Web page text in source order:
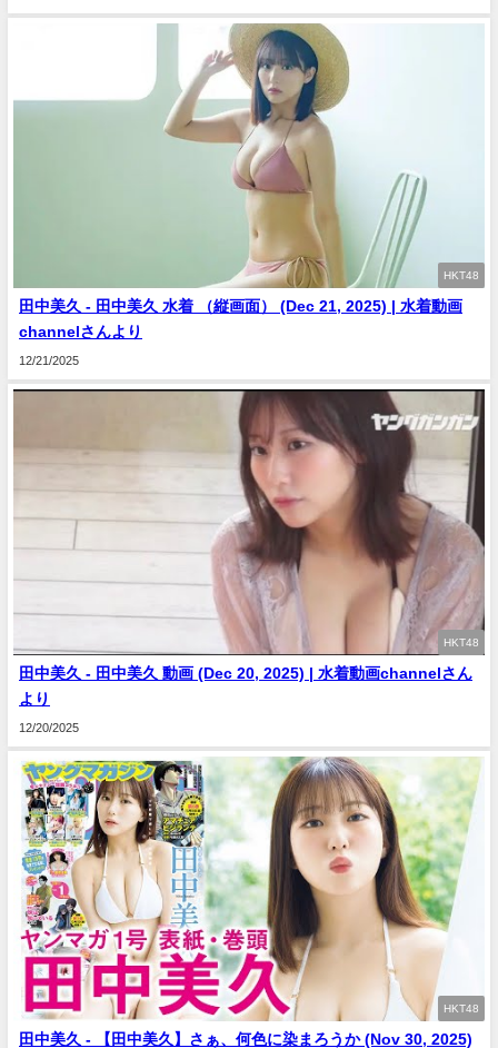
HKT48
田中美久 - 田中美久 水着 （縦画面） (Dec 21, 2025) | 水着動画
channelさんより
12/21/2025
HKT48
田中美久 - 田中美久 動画 (Dec 20, 2025) | 水着動画channelさん
より
12/20/2025
HKT48
田中美久 - 【田中美久】さぁ、何色に染まろうか (Nov 30, 2025)